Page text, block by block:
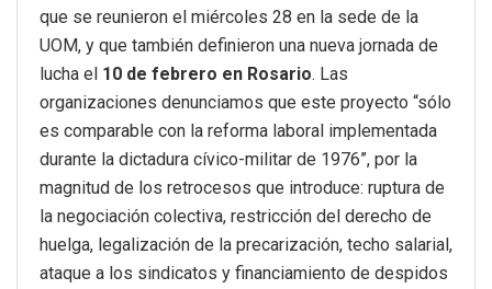
que se reunieron el miércoles 28 en la sede de la
UOM, y que también definieron una nueva jornada de
lucha el 10 de febrero en Rosario. Las
organizaciones denunciamos que este proyecto “sólo
es comparable con la reforma laboral implementada
durante la dictadura cívico-militar de 1976”, por la
magnitud de los retrocesos que introduce: ruptura de
la negociación colectiva, restricción del derecho de
huelga, legalización de la precarización, techo salarial,
ataque a los sindicatos y financiamiento de despidos